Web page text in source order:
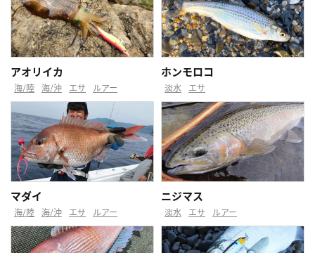
アオリイカ
海/陸 海/沖 エサ ルアー
ホンモロコ
淡水 エサ
マダイ
海/陸 海/沖 エサ ルアー
ニジマス
淡水 エサ ルアー